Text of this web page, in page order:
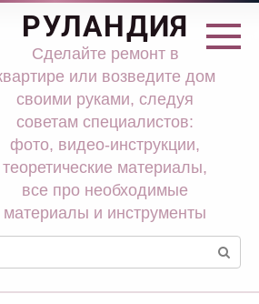
РУЛАНДИЯ
Сделайте ремонт в
или возведите дом
своими руками, следуя
советам специалистов:
фото, видео-инструкции,
теоретические материалы,
все про необходимые
материалы и инструменты